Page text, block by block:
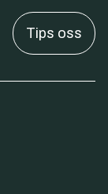
Tips oss